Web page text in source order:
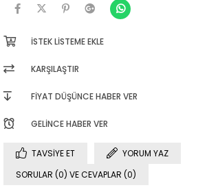
İSTEK LISTEME EKLE
KARŞILAŞTIR
FIYAT DÜŞÜNCE HABER VER
GELINCE HABER VER
TAVSIYE ET
YORUM YAZ
SORULAR (0) VE CEVAPLAR (0)